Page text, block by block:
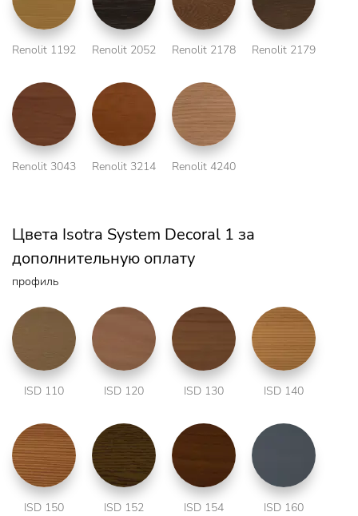
Renolit 1192 Renolit 2052 Renolit 2178 Renolit 2179
Renolit 3043 Renolit 3214 Renolit 4240
Цвета Isotra System Decoral 1 за
дополнительную оплату
профиль
ISD 110 ISD 120 ISD 130 ISD 140
ISD 150 ISD 152 ISD 154 ISD 160